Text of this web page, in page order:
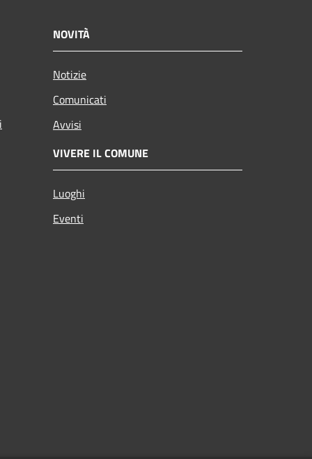
NOVITÀ
Notizie
Comunicati
Avvisi
VIVERE IL COMUNE
Luoghi
Eventi